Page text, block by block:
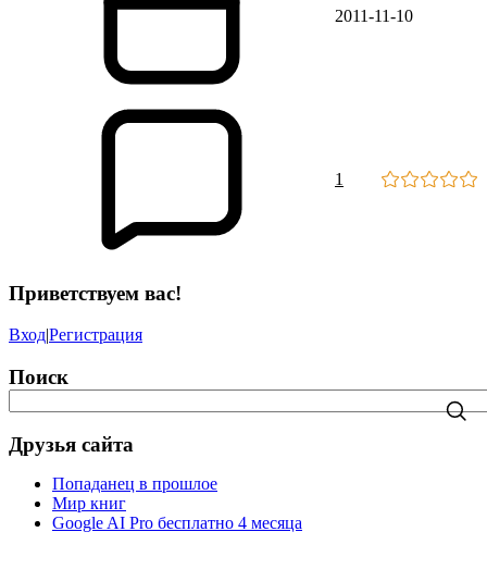
2011-11-10
1
Приветствуем вас!
Вход|Регистрация
Поиск
Друзья сайта
Попаданец в прошлое
Мир книг
Google AI Pro бесплатно 4 месяца